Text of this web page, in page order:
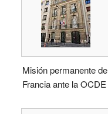
Misión permanente de
Francia ante la OCDE